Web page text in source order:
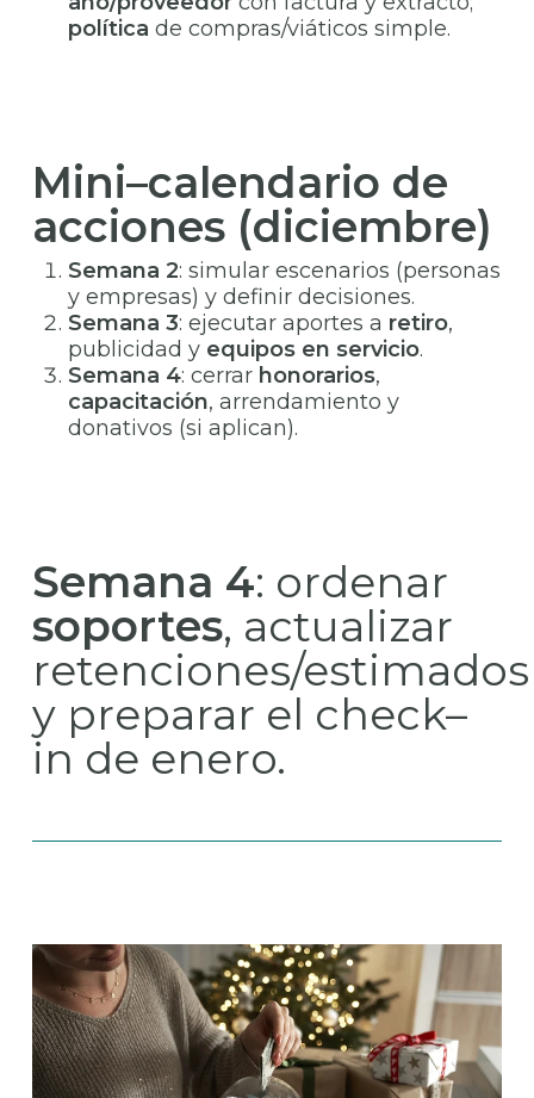
política de compras/viáticos simple.
Mini–calendario de
acciones (diciembre)
Semana 2: simular escenarios (personas
y empresas) y definir decisiones.
Semana 3: ejecutar aportes a retiro,
publicidad y equipos en servicio.
Semana 4: cerrar honorarios,
capacitación, arrendamiento y
donativos (si aplican).
Semana 4: ordenar
soportes, actualizar
retenciones/estimados
y preparar el check–
in de enero.